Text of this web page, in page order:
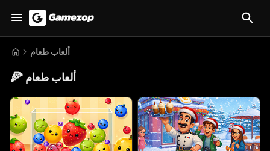
ألعاب طعام
🍕 ألعاب طعام